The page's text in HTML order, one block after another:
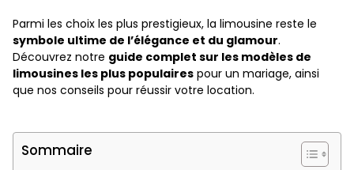
Parmi les choix les plus prestigieux, la limousine reste le
symbole ultime de l’élégance et du glamour.
Découvrez notre guide complet sur les modèles de
limousines les plus populaires pour un mariage, ainsi
que nos conseils pour réussir votre location.
Sommaire